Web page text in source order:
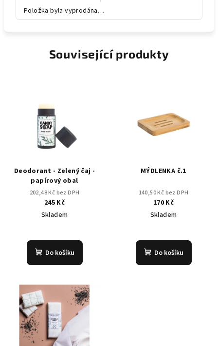
Položka byla vyprodána…
Související produkty
Deodorant - Zelený čaj -
papírový obal
202,48 Kč bez DPH
245 Kč
Skladem
hodnocení
produktu
hvězdiček.
Do košíku
MÝDLENKA č.1
140,50 Kč bez DPH
170 Kč
Skladem
Do košíku